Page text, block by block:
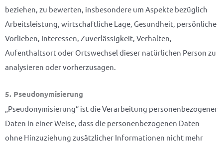
beziehen, zu bewerten, insbesondere um Aspekte bezüglich
Arbeitsleistung, wirtschaftliche Lage, Gesundheit, persönliche
Vorlieben, Interessen, Zuverlässigkeit, Verhalten,
Aufenthaltsort oder Ortswechsel dieser natürlichen Person zu
analysieren oder vorherzusagen.
5. Pseudonymisierung
„Pseudonymisierung“ ist die Verarbeitung personenbezogener
Daten in einer Weise, dass die personenbezogenen Daten
ohne Hinzuziehung zusätzlicher Informationen nicht mehr